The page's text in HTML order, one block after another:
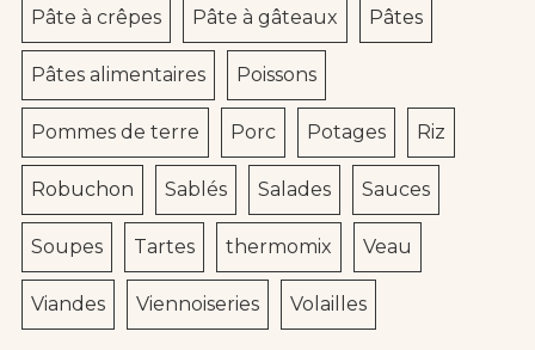
Pâte à crêpes Pâte à gâteaux Pâtes
Pâtes alimentaires Poissons
Pommes de terre Porc Potages Riz
Robuchon Sablés Salades Sauces
Soupes Tartes thermomix Veau
Viandes Viennoiseries Volailles